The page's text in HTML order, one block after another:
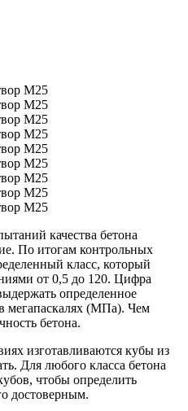
качества бетона
По итогам контрольных
класс, который
от 0,5 до 120. Цифра
определенное
в мегапаскалях (МПа). Чем
бетона.
изготавливаются кубы из
Для любого класса бетона
чтобы определить
достоверным.